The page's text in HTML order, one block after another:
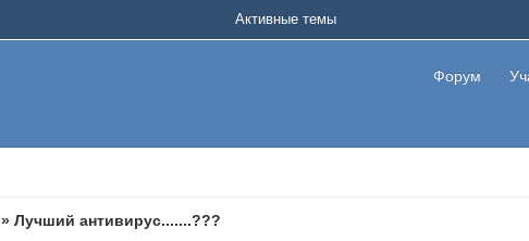
Форум
Активные темы
»Лучший антивирус.......???